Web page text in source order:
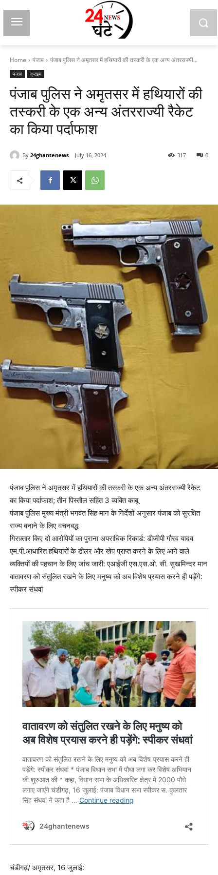
Home पंजाब पंजाब पुलिस ने अमृतसर में हथियारों की तस्करी के एक अन्य अंतरराज्यी...
पंजाब क्राइम
पंजाब पुलिस ने अमृतसर में हथियारों की
तस्करी के एक अन्य अंतरराज्यी रैकेट
का किया पर्दाफाश
By 24ghantenews July 16, 2024 0
317
पंजाब पुलिस ने अमृतसर में हथियारों की तस्करी के एक अन्य अंतरराज्यी रैकेट
का किया पर्दाफाश; तीन पिस्तौल सहित 3 व्यक्ति काबू
पंजाब पुलिस मुख्य मंत्री भगवंत सिंह मान के निर्देशों अनुसार पंजाब को सुरक्षित
राज्य बनाने के लिए वचनबद्ध
गिरफ़्तार किए दो आरोपियों का पुराना अपराधिक रिकार्ड: डीजीपी गौरव यादव
एम.पी.आधारित हथियारों के डीलर और खेप प्राप्त करने के लिए आने वाले
व्यक्तियों की पहचान के लिए जांच जारी: एआईजी एस.एस.ओ. सी. सुखमिन्दर मान
वातावरण को संतुलित रखने के लिए मनुष्य को अब विशेष प्रयास करने ही पड़ेंगे:
स्पीकर संधवां
चंडीगढ़/ अमृतसर, 16 जुलाई: